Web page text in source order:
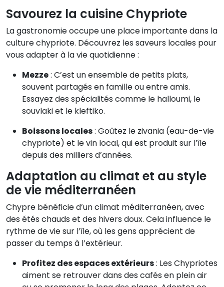
Savourez la cuisine Chypriote
La gastronomie occupe une place importante dans la
culture chypriote. Découvrez les saveurs locales pour
vous adapter à la vie quotidienne :
Mezze: C’est un ensemble de petits plats,
souvent partagés en famille ou entre amis.
Essayez des spécialités comme le halloumi, le
souvlaki et le kleftiko.
Boissons locales: Goûtez le zivania (eau-de-vie
chypriote) et le vin local, qui est produit sur l’île
depuis des milliers d’années.
Adaptation au climat et au style
de vie méditerranéen
Chypre bénéficie d’un climat méditerranéen, avec
des étés chauds et des hivers doux. Cela influence le
rythme de vie sur l’île, où les gens apprécient de
passer du temps à l’extérieur.
Profitez des espaces extérieurs: Les Chypriotes
aiment se retrouver dans des cafés en plein air